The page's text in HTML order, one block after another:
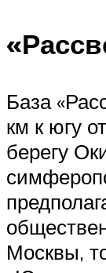
База
км к югу
берегу
Москвы,